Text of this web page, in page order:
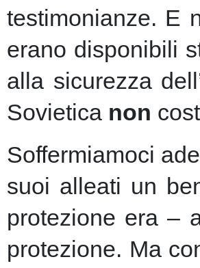
testimonianze. E
erano disponibili
alla sicurezza
Sovietica non
Soffermiamoci
suoi alleati un
protezione era –
protezione. Ma